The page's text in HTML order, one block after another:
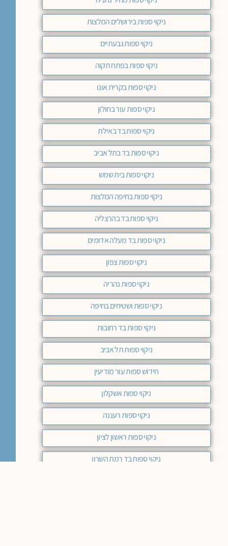
ניקוי ספות בירושלים המלצות
ניקוי ספות גבעתיים
ניקוי ספות בפתח תקוה
ניקוי ספות בקרית אונו
ניקוי ספות עור בחולון
ניקוי ספות בד באילת
ניקוי ספות בד בתל אביב
ניקוי ספות בית שמש
ניקוי ספות בחיפה המלצות
ניקוי ספות בד בהרצליה
ניקוי ספות בד מעלה אדומים
ניקוי ספות צפון
ניקוי ספות נהריה
ניקוי ספות ושטיחים בחיפה
ניקוי ספות בד רחובות
ניקוי ספות תל אביב
חידוש ספות עור מודיעין
ניקוי ספות אשקלון
ניקוי ספות רעננה
ניקוי ספות ראשון לציון
ניקוי ספות בד רמת השרון